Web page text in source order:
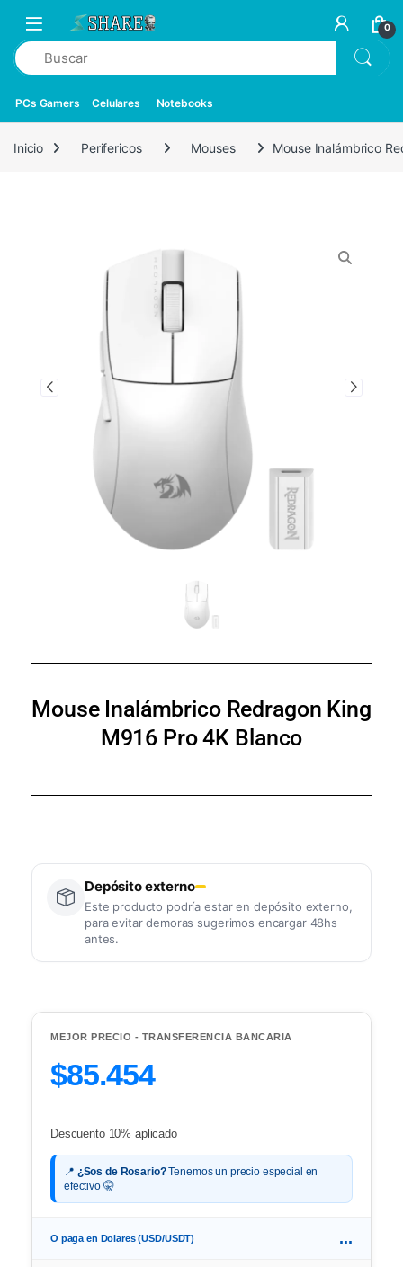
0
PCs Gamers Celulares Notebooks
Inicio Perifericos Mouses Mouse Inalámbrico
Mouse Inalámbrico Redragon King
M916 Pro 4K Blanco
Depósito externo
Este producto podría estar en depósito externo,
para evitar demoras sugerimos encargar 48hs
antes.
MEJOR PRECIO - TRANSFERENCIA BANCARIA
$85.454
Descuento 10% aplicado
📍 ¿Sos de Rosario?Tenemos un precio especial en
efectivo 🤫
O paga en Dolares (USD/USDT) ...